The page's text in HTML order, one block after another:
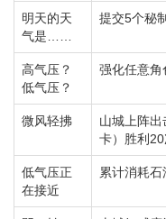
明天的天
气是……
提交5个秘
高气压？
低气压？
强化任意角
微风轻拂
山城上阵出
卡）胜利20
低气压正
在接近
累计消耗